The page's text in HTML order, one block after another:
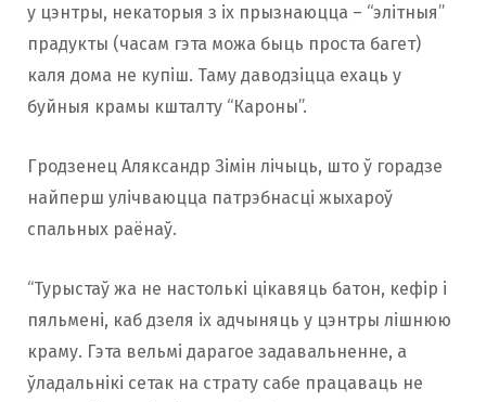
у цэнтры, некаторыя з іх прызнаюцца – “элітныя”
прадукты (часам гэта можа быць проста багет)
каля дома не купіш. Таму даводзіцца ехаць у
буйныя крамы кшталту “Кароны”.
Гродзенец Аляксандр Зімін лічыць, што ў горадзе
найперш улічваюцца патрэбнасці жыхароў
спальных раёнаў.
“Турыстаў жа не настолькі цікавяць батон, кефір і
пяльмені, каб дзеля іх адчыняць у цэнтры лішнюю
краму. Гэта вельмі дарагое задавальненне, а
ўладальнікі сетак на страту сабе працаваць не